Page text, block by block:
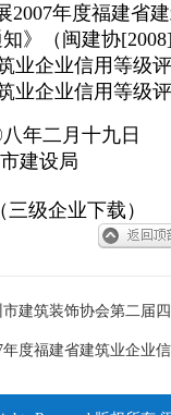
2007年度福建省
》（闽建协
企业信用等级评
企业信用等级评
月十九日
设局
三级企业下
建筑装饰协会第二届
年度福建省建筑业企业